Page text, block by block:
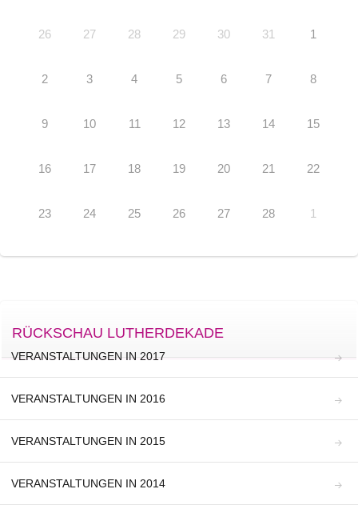
26 27 28 29 30 31 1
2 3 4 5 6 7 8
9 10 11 12 13 14 15
16 17 18 19 20 21 22
23 24 25 26 27 28 1
RÜCKSCHAU LUTHERDEKADE
VERANSTALTUNGEN IN 2017
VERANSTALTUNGEN IN 2016
VERANSTALTUNGEN IN 2015
VERANSTALTUNGEN IN 2014